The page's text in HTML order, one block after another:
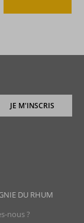
JE M'INSCRIS
DU RHUM
nous ?